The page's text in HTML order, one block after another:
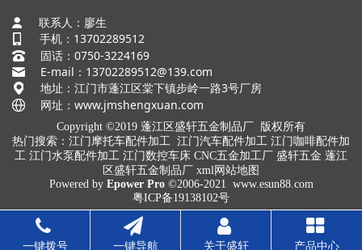
联系人：廖生
手机：13702289512
固话：0750-3224169
E-mail：13702289512@139.com
地址：江门市蓬江区棠下镇步岭一路3号厂房
网址： www.jmshengxuan.com
Copyright ©2019 蓬江区盛轩五金制品厂 版权所有
热门搜索： 江门摩托车配件加工 江门汽车配件加工 江门咖啡配件加
工 江门水泵配件加工 江门数控车床 CNC五金加工厂 盛轩五金 蓬江
区盛轩五金制品厂 xml网站地图
Powered by Epower Pro©2006-2021 www.esun88.com
粤ICP备19138102号
一键拨号 一键导航 关于盛轩 产品中心